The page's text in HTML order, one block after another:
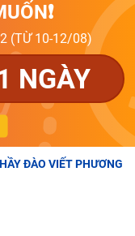
(TỪ 10-12/08)
NGÀY
ĐÀO VIẾT PHƯƠNG